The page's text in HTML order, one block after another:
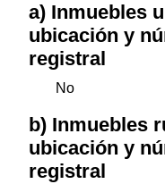
a) Inmuebles
ubicación y
registral
No
b) Inmuebles
ubicación y
registral